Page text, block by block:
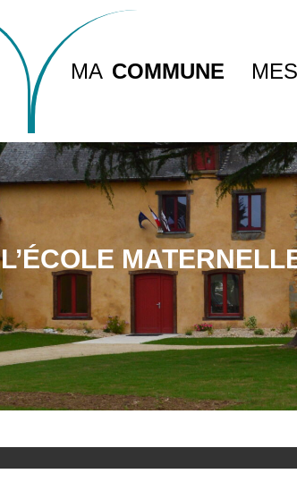
MA COMMUNE MES
L’ÉCOLE